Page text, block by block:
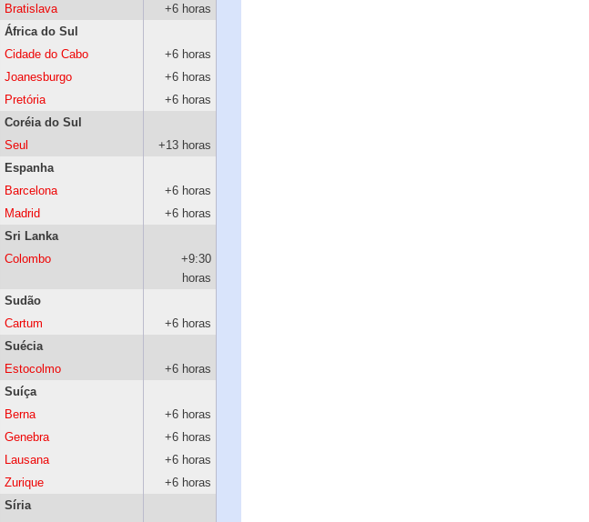
Bratislava
+6 horas
África do Sul
Cidade do Cabo
+6 horas
Joanesburgo
+6 horas
Pretória
+6 horas
Coréia do Sul
Seul
+13 horas
Espanha
Barcelona
+6 horas
Madrid
+6 horas
Sri Lanka
Colombo
+9:30
horas
Sudão
Cartum
+6 horas
Suécia
Estocolmo
+6 horas
Suíça
Berna
+6 horas
Genebra
+6 horas
Lausana
+6 horas
Zurique
+6 horas
Síria